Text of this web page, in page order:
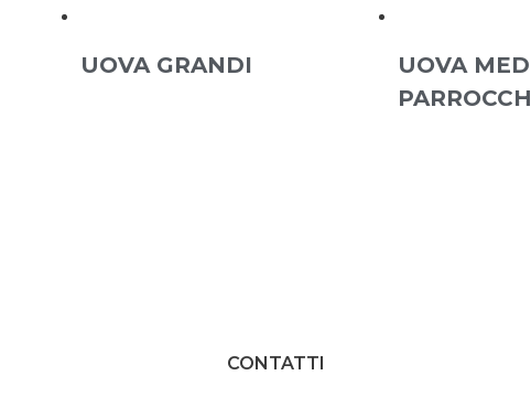
UOVA GRANDI
UOVA
CONTATTI